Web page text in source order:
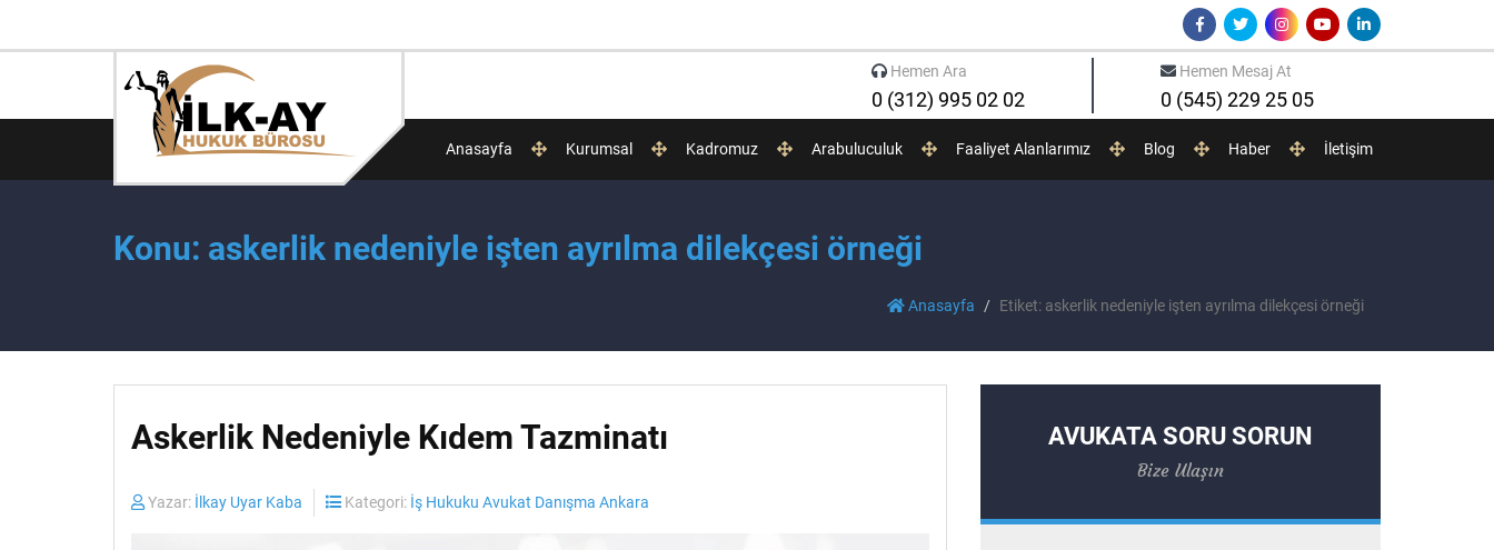
Hemen Ara
0 (312) 995 02 02
Hemen Mesaj At
0 (545) 229 25 05
Anasayfa Kurumsal Kadromuz Arabuluculuk Faaliyet Alanlarımız Blog Haber İletişim
Konu: askerlik nedeniyle işten ayrılma dilekçesi örneği
Anasayfa Etiket: askerlik nedeniyle işten ayrılma dilekçesi örneği
Askerlik Nedeniyle Kıdem Tazminatı
Yazar: İlkay Uyar Kaba Kategori: İş Hukuku Avukat Danışma Ankara
AVUKATA SORU SORUN
Bize Ulaşın